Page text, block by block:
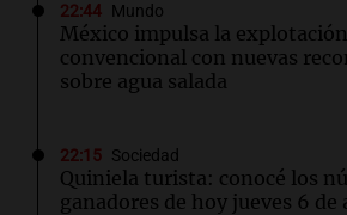
22:44 Mundo
México impulsa la
convencional con nuevas
sobre agua salada
22:15 Sociedad
Quiniela turista: conocé los
ganadores de hoy jueves 6 de